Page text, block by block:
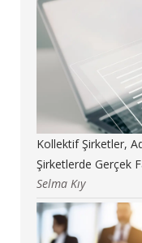
Kollektif Şirketler,
Şirketlerde Gerçek
Selma Kıy